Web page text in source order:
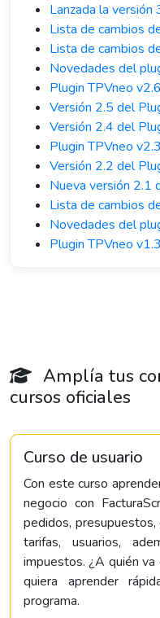
Lanzada la
Lista de cambios
Lista de cambios
Novedades del
Plugin TPVneo
Versión 2.5 del
Versión 2.4 del
Plugin TPVneo
Versión 2.2 del
Nueva versión 2.1
Lista de cambios
Novedades del
Plugin TPVneo
Amplía tus
cursos oficiales
Curso de usuario
Con este curso
negocio con
pedidos,
tarifas, usuarios,
impuestos. ¿A quién va
quiera aprender
programa.